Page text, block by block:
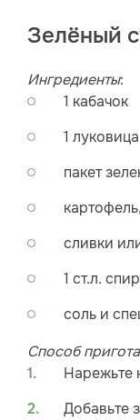
Зелёный
Ингредиенты:
1 кабачок
1 луковица
пакет
сливки
1 ст.л.
соль и
Способ
Нарежьте
Добавьте